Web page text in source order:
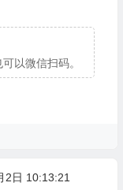
以微信扫码。
日 10:13:21